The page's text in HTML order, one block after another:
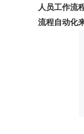
人员工作流
流程自动化